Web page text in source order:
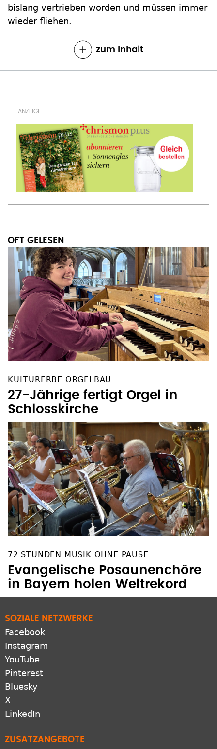
bislang vertrieben worden und müssen immer
wieder fliehen.
zum Inhalt
OFT GELESEN
KULTURERBE ORGELBAU
27-Jährige fertigt Orgel in
Schlosskirche
72 STUNDEN MUSIK OHNE PAUSE
Evangelische Posaunenchöre
in Bayern holen Weltrekord
SOZIALE NETZWERKE
Facebook
Instagram
YouTube
Pinterest
Bluesky
X
LinkedIn
ZUSATZANGEBOTE